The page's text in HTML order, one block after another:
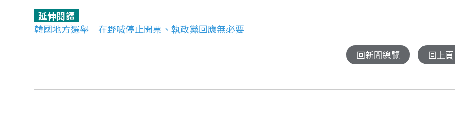
延伸閱讀
韓國地方選舉 在野喊停止開票、執政黨回應無必要
回新聞總覽 回上頁